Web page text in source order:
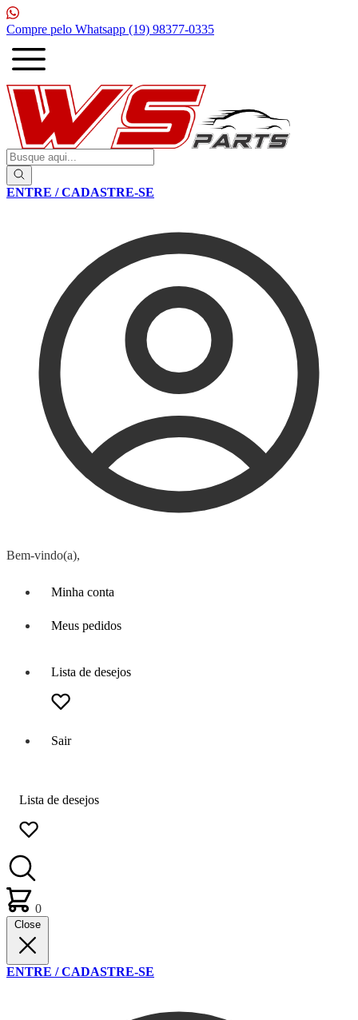
1ª Compra com10% de desconto
ENTRE / CADASTRE-SE
Bem-vindo(a),
Minha conta
Meus pedidos
Lista de desejos
Sair
Lista de desejos
0
Close
ENTRE / CADASTRE-SE